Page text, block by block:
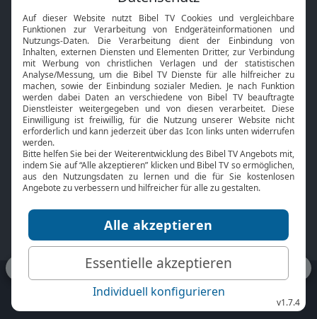
Neuigkeiten
Smart TV
HbbTV
Bibelthek Online-Bibel
Nächster Gottesdienst
Bibel TV
Über uns
Jobs
Mediadaten
Service
Kontakt
TV-Empfang
bibeltv.de: Impressum
Datenschutz
Nutzungsbedingungen
Fakten Bibel TV App